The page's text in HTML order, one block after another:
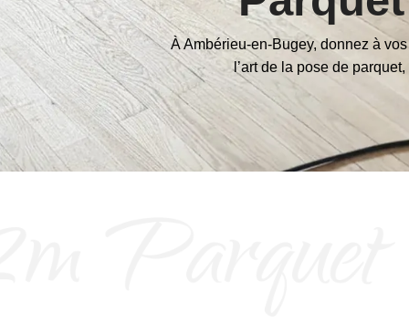
À Ambérieu-en-Bugey, donnez à
l’art de la pose de